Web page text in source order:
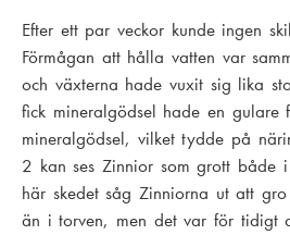
Efter ett par veckor kunde ingen
Förmågan att hålla vatten var
och växterna hade vuxit sig lika
fick mineralgödsel hade en
mineralgödsel, vilket tydde på
2 kan ses Zinnior som grott både
här skedet såg Zinniorna ut att
än i torven, men det var för tidigt